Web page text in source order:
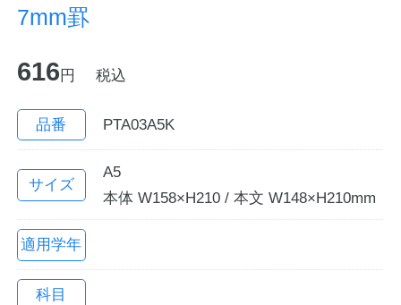
企業情報
カタログ
English
7mm罫
616 円 税込
品番 PTA03A5K
サイズ
A5
本体 W158×H210 / 本文 W148×H210mm
適用学年
科目